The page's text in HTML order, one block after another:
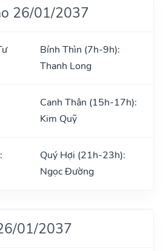
26/01/2037
Bính Thìn (7h-9h):
Thanh Long
Canh Thân (15h-17h):
Kim Quỹ
Quý Hợi (21h-23h):
Ngọc Đường
01/2037